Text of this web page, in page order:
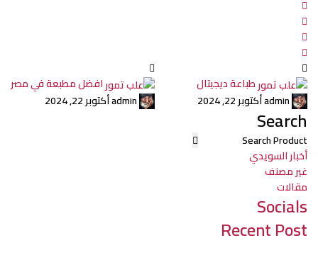
طباعة ديجيتال
أكتوبر 22, 2024
افضل مطبعة في مصر
أكتوبر 22, 2024
Search
أخبار السويدي
غير مصنف
مقالات
Socials
Recent Post